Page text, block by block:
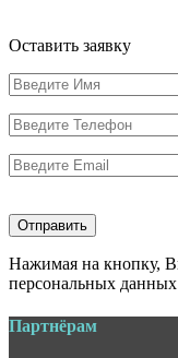
Оставить заявку
Нажимая на кнопку,
персональных
Партнёрам